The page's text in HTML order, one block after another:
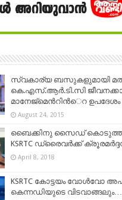
സ്വകാര്യ ബസുകളുമായി
കെ.എസ്.ആര്‍.ടി.സി
മാനേജ്മെന്‍റിന്‍െറ ഉപദേശം
August 24, 2015
ബൈക്കിനു സൈഡ്
KSRTC ഡ്രൈവര്‍ക്ക്
April 8, 2018
KSRTC കോട്ടയം വോൾവോ
കെന്നഡിയുടെ വിടവാങ്ങലും…